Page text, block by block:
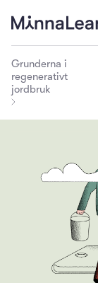
Grunderna i
regenerativt
jordbruk